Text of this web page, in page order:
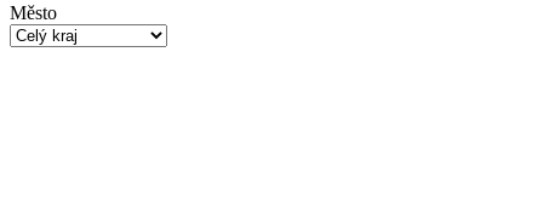
Město